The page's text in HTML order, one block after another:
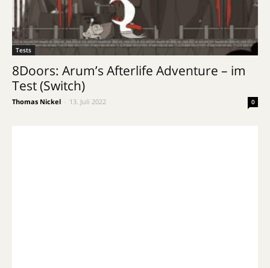
Tests
8Doors: Arum’s Afterlife Adventure – im
Test (Switch)
Thomas Nickel 13. Juli 2022 0